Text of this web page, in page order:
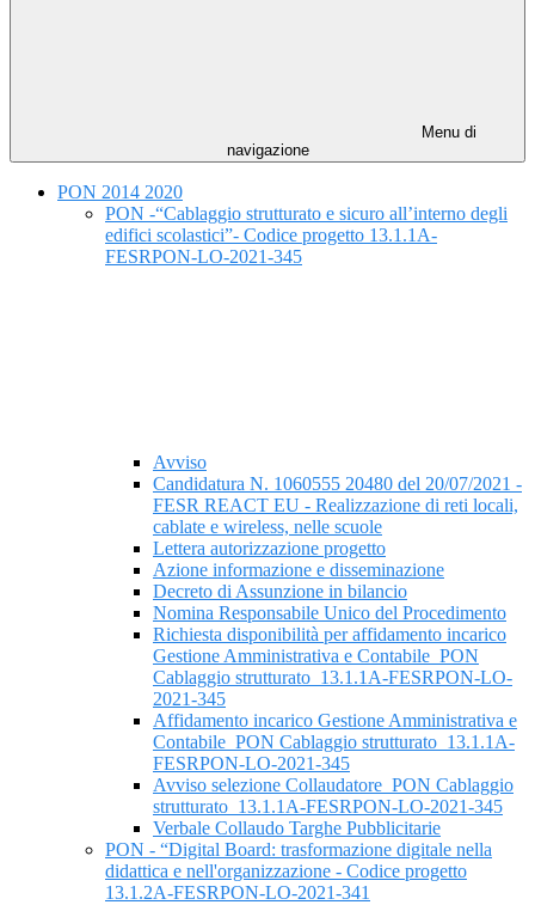
Menu di
navigazione
PON 2014 2020
PON -“Cablaggio strutturato e sicuro all’interno degli
edifici scolastici”- Codice progetto 13.1.1A-
FESRPON-LO-2021-345
Avviso
Candidatura N. 1060555 20480 del 20/07/2021 -
FESR REACT EU - Realizzazione di reti locali,
cablate e wireless, nelle scuole
Lettera autorizzazione progetto
Azione informazione e disseminazione
Decreto di Assunzione in bilancio
Nomina Responsabile Unico del Procedimento
Richiesta disponibilità per affidamento incarico
Gestione Amministrativa e Contabile_PON
Cablaggio strutturato_13.1.1A-FESRPON-LO-
2021-345
Affidamento incarico Gestione Amministrativa e
Contabile_PON Cablaggio strutturato_13.1.1A-
FESRPON-LO-2021-345
Avviso selezione Collaudatore_PON Cablaggio
strutturato_13.1.1A-FESRPON-LO-2021-345
Verbale Collaudo Targhe Pubblicitarie
PON - “Digital Board: trasformazione digitale nella
didattica e nell'organizzazione - Codice progetto
13.1.2A-FESRPON-LO-2021-341